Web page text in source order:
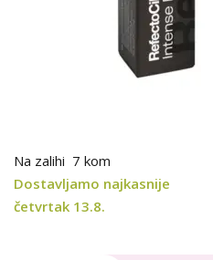
Na zalihi 7 kom
Dostavljamo najkasnije
četvrtak 13.8.